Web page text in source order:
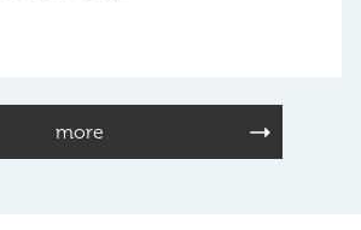
more